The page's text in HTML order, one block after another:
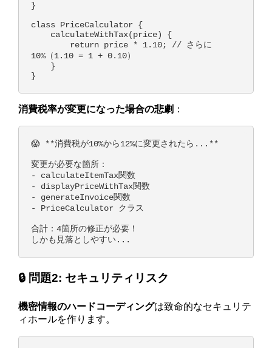
}
class PriceCalculator {
10%（1.10 = 1 + 0.10）
消費税率が変更になった場合の悲劇 ：
😱 **消費税が10%から12%に変更されたら...**
変更が必要な箇所：
- calculateItemTax関数
- displayPriceWithTax関数
- generateInvoice関数
- PriceCalculator クラス
合計：4箇所の修正が必要！
🔒 問題2: セキュリティリスク
機密情報のハードコーディングは致命的なセキュリテ
ィホールを作ります。